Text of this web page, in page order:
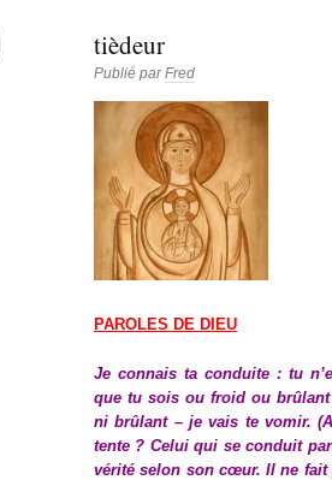
tièdeur
Publié parFred
PAROLES DE DIEU
Je connais ta conduite : tu
que tu sois ou froid ou
ni brûlant – je vais te vomir.
tente ? Celui qui se conduit
vérité selon son cœur. Il ne fait